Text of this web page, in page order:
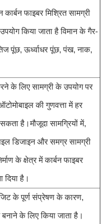
फाइबर मिश्रित सामग्री
किया जाता है विमान के गैर-
पूंछ, ऊर्ध्वाधर पूंछ, पंख, नाक,
के लिए सामग्री के उपयोग पर
की गुणवत्ता में हर
है।मौजूदा सामग्रियों में,
डिजाइन और समग्र सामग्री
के क्षेत्र में कार्बन फाइबर
है।
के पूर्ण संप्रेषण के कारण,
के लिए किया जाता है।